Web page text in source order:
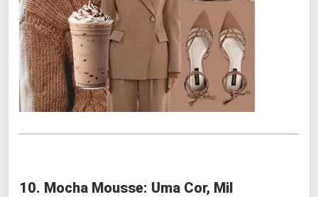
10. Mocha Mousse: Uma Cor, Mil